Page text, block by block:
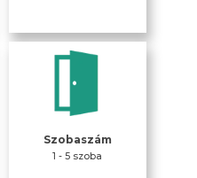
Szobaszám
1 - 5 szoba